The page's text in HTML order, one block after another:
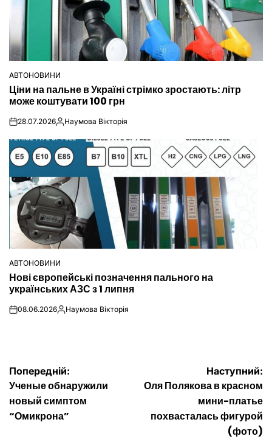
ОПУБЛІКУВАТИ
У
АВТОНОВИНИ
Ціни на пальне в Україні стрімко зростають: літр
може коштувати 100 грн
on28.07.2026Опубліковано
Наумова Вікторія
ОПУБЛІКУВАТИ
У
АВТОНОВИНИ
Нові європейські позначення пального на
українських АЗС з 1 липня
on08.06.2026Опубліковано
Наумова Вікторія
Навігація
записів
Попередній:
Ученые обнаружили
новый симптом
“Омикрона”
Наступний:
Оля Полякова в красном
мини-платье
похвасталась фигурой
(фото)